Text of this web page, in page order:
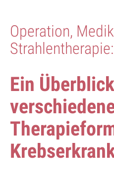
Operation,
Strahlentherapie:
Ein